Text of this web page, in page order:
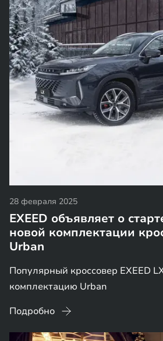
28 февраля 2025
EXEED объявляет о
новой комплектации
Urban
Популярный кроссовер EXEED
комплектацию Urban
Подробно